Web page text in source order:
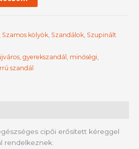
Szamos kölyök, Szandálok, Szupinált
, gyerekszandál , minőségi,
szandál
cipői erősített kéreggel
rendelkeznek.